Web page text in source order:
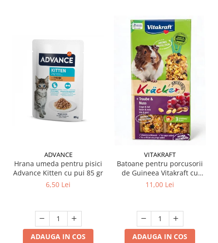
ADVANCE
Hrana umeda pentru pisici
Advance Kitten cu pui 85 gr
6,50 Lei
ADAUGA IN COS
VITAKRAFT
Batoane pentru porcusorii
de Guineea Vitakraft cu
struguri & nuci 2 buc
11,00 Lei
ADAUGA IN COS